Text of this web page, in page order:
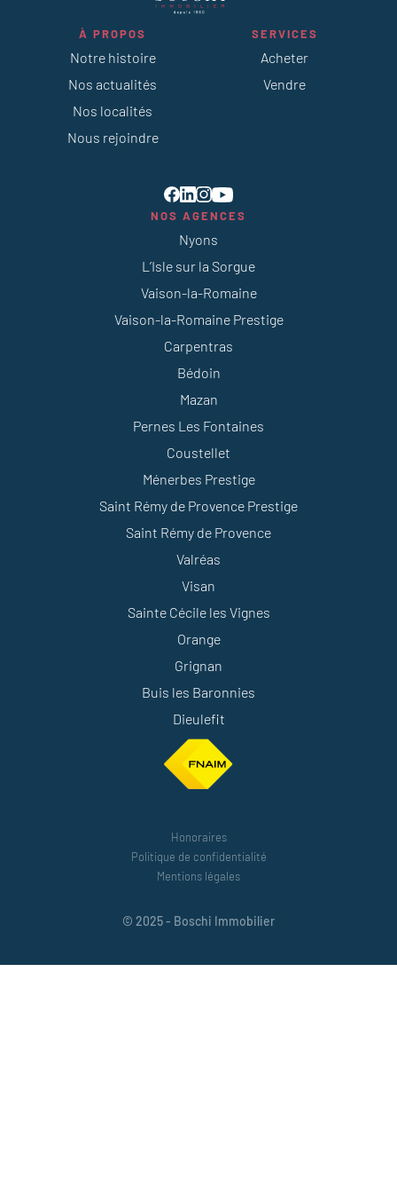
À PROPOS
Notre histoire
Nos actualités
Nos localités
Nous rejoindre
SERVICES
Acheter
Vendre
NOS AGENCES
Nyons
L’Isle sur la Sorgue
Vaison-la-Romaine
Vaison-la-Romaine Prestige
Carpentras
Bédoin
Mazan
Pernes Les Fontaines
Coustellet
Ménerbes Prestige
Saint Rémy de Provence Prestige
Saint Rémy de Provence
Valréas
Visan
Sainte Cécile les Vignes
Orange
Grignan
Buis les Baronnies
Dieulefit
Honoraires
Politique de confidentialité
Mentions légales
© 2025 - Boschi Immobilier